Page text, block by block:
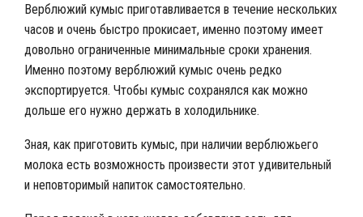
Верблюжий кумыс приготавливается в течение нескольких
часов и очень быстро прокисает, именно поэтому имеет
довольно ограниченные минимальные сроки хранения.
Именно поэтому верблюжий кумыс очень редко
экспортируется. Чтобы кумыс сохранялся как можно
дольше его нужно держать в холодильнике.
Зная, как приготовить кумыс, при наличии верблюжьего
молока есть возможность произвести этот удивительный
и неповторимый напиток самостоятельно.